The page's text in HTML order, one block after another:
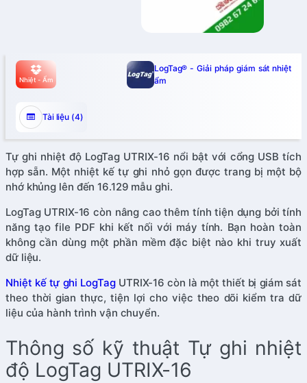
Nhiệt - Ẩm
LogTag® - Giải pháp giám sát nhiệt
ẩm
Tài liệu (4)
Tự ghi nhiệt độ LogTag UTRIX-16 nổi bật với cổng USB tích
hợp sẵn. Một nhiệt kế tự ghi nhỏ gọn được trang bị một bộ
nhớ khủng lên đến 16.129 mẫu ghi.
LogTag UTRIX-16 còn nâng cao thêm tính tiện dụng bởi tính
năng tạo file PDF khi kết nối với máy tính. Bạn hoàn toàn
không cần dùng một phần mềm đặc biệt nào khi truy xuất
dữ liệu.
Nhiệt kế tự ghi LogTagUTRIX-16 còn là một thiết bị giám sát
theo thời gian thực, tiện lợi cho việc theo dõi kiểm tra dữ
liệu của hành trình vận chuyển.
Thông số kỹ thuật Tự ghi nhiệt
độ LogTag UTRIX-16